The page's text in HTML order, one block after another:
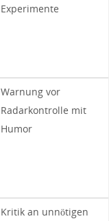
Experimente
Warnung vor
Radarkontrolle mit
‌Humor
Kritik an unnötigen